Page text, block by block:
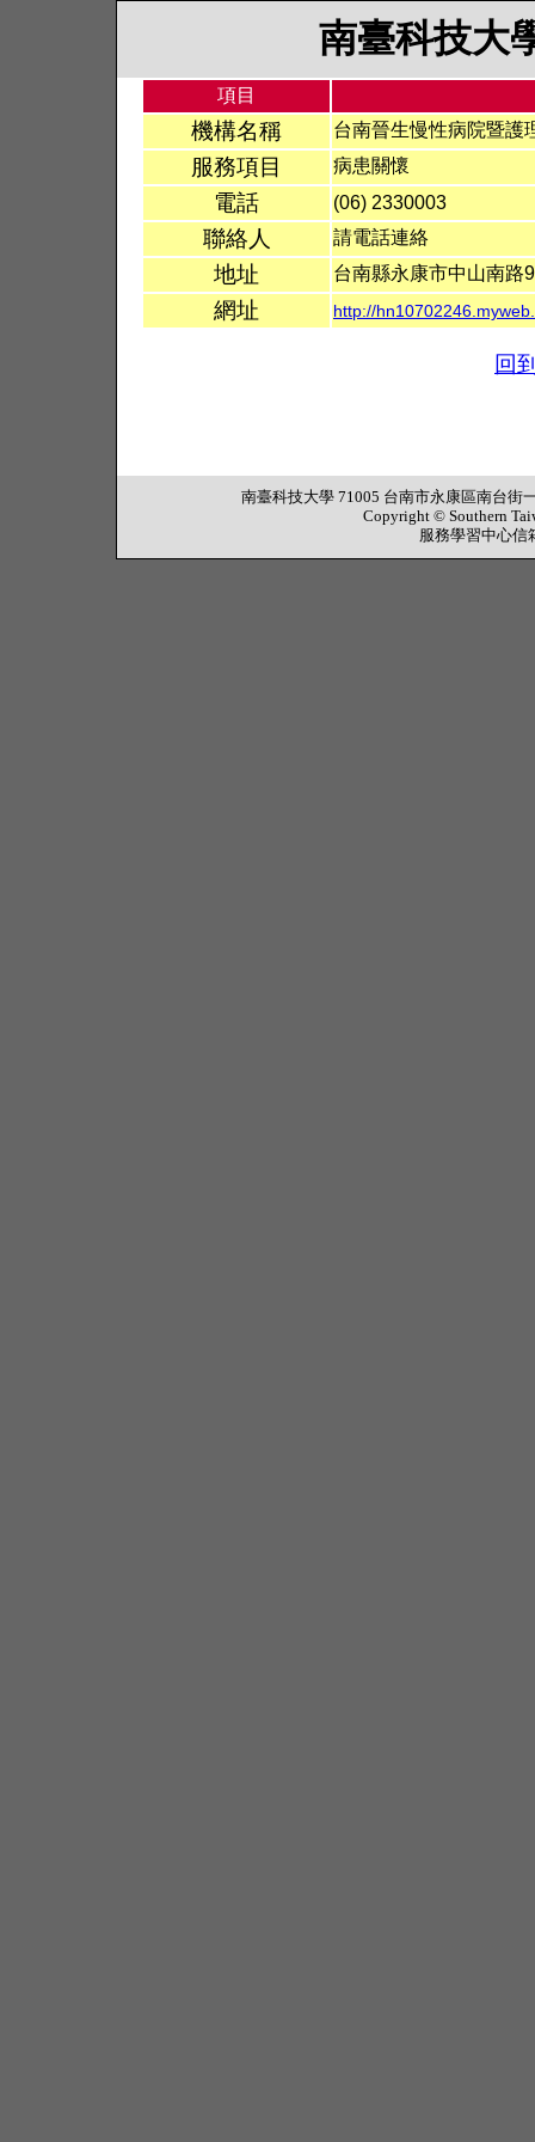
南臺科技大
項目
機構名稱 台南晉生慢性病院暨護
服務項目 病患關懷
電話 (06) 2330003
聯絡人 請電話連絡
地址 台南縣永康市中山南路
網址 http://
回
南臺科技大學 71005 台南市永康區南台街
Copyright © Southern
服務學習中心信